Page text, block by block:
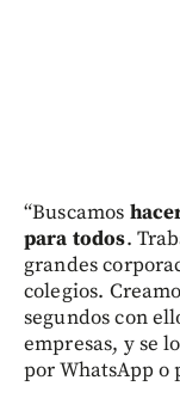
“Buscamos
para todos.
grandes
colegios.
segundos con
empresas, y se
por WhatsApp o